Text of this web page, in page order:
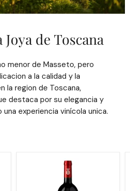
de Toscana
menor de Masseto, pero
a la calidad y la
la region de Toscana,
destaca por su elegancia y
experiencia vinícola unica.